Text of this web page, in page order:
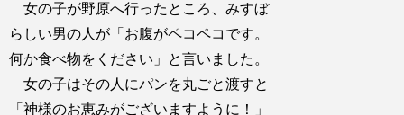
女の子が野原へ行ったところ、みすぼ
らしい男の人が「お腹がペコペコです。
何か食べ物をください」と言いました。
女の子はその人にパンを丸ごと渡すと
「神様のお恵みがございますように！」